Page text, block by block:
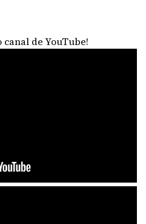
de YouTube!